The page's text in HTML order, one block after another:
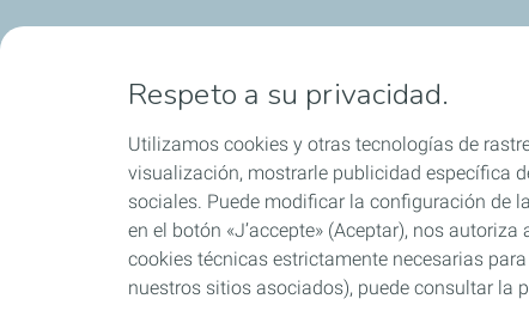
Blog
Respeto a su privacidad.
Utilizamos cookies y otras tecnologías de
visualización, mostrarle publicidad específica
sociales. Puede modificar la configuración de
en el botón «J’accepte» (Aceptar), nos
cookies técnicas estrictamente necesarias
nuestros sitios asociados), puede consultar la